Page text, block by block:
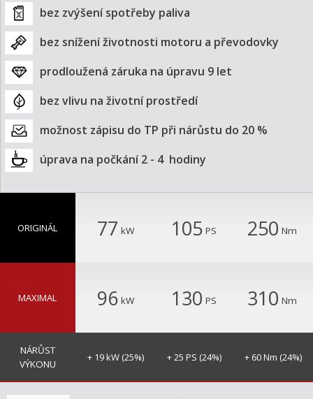
bez zvýšení spotřeby paliva
bez snížení životnosti motoru a převodovky
prodloužená záruka na úpravu 9 let
bez vlivu na životní prostředí
možnost zápisu do TP při nárůstu do 20 %
úprava na počkání 2 - 4  hodiny
ORIGINÁL 77 kW 105 PS 250 Nm
MAXIMAL 96 kW 130 PS 310 Nm
NÁRŮST
VÝKONU
+ 19 kW (25%) + 25 PS (24%) + 60 Nm (24%)